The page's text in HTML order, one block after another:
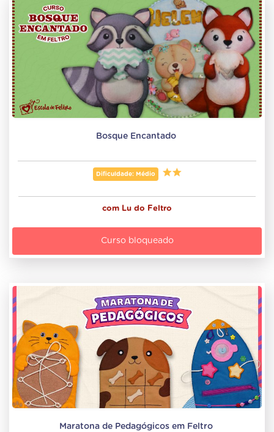
Bosque Encantado
Dificuldade: Médio
com Lu do Feltro
Curso bloqueado
Maratona de Pedagógicos em Feltro